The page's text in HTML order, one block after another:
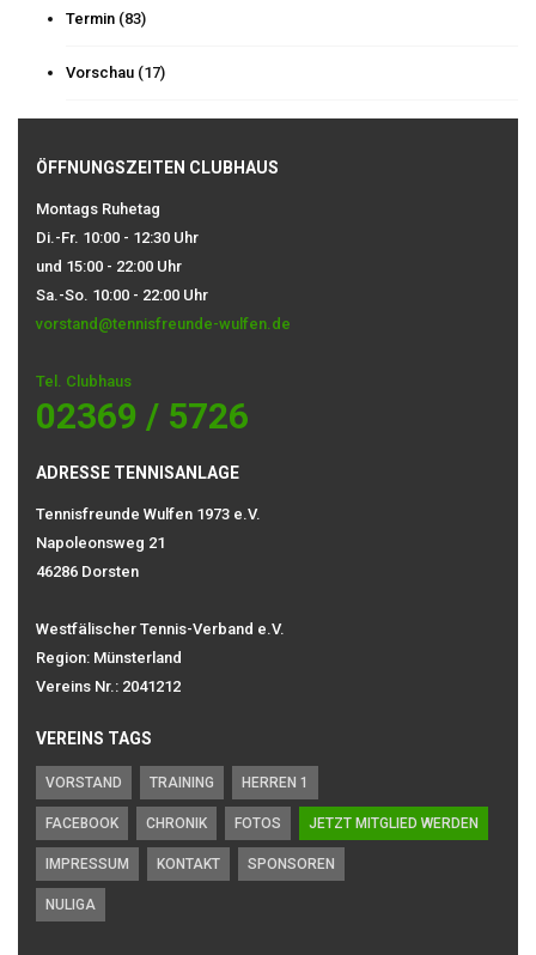
Termin (83)
Vorschau (17)
ÖFFNUNGSZEITEN CLUBHAUS
Montags Ruhetag
Di.-Fr. 10:00 - 12:30 Uhr
und 15:00 - 22:00 Uhr
Sa.-So. 10:00 - 22:00 Uhr
vorstand@tennisfreunde-wulfen.de
Tel. Clubhaus
02369 / 5726
ADRESSE TENNISANLAGE
Tennisfreunde Wulfen 1973 e.V.
Napoleonsweg 21
46286 Dorsten
Westfälischer Tennis-Verband e.V.
Region: Münsterland
Vereins Nr.: 2041212
VEREINS TAGS
VORSTAND TRAINING HERREN 1
FACEBOOK CHRONIK FOTOS JETZT MITGLIED WERDEN
IMPRESSUM KONTAKT SPONSOREN
NULIGA